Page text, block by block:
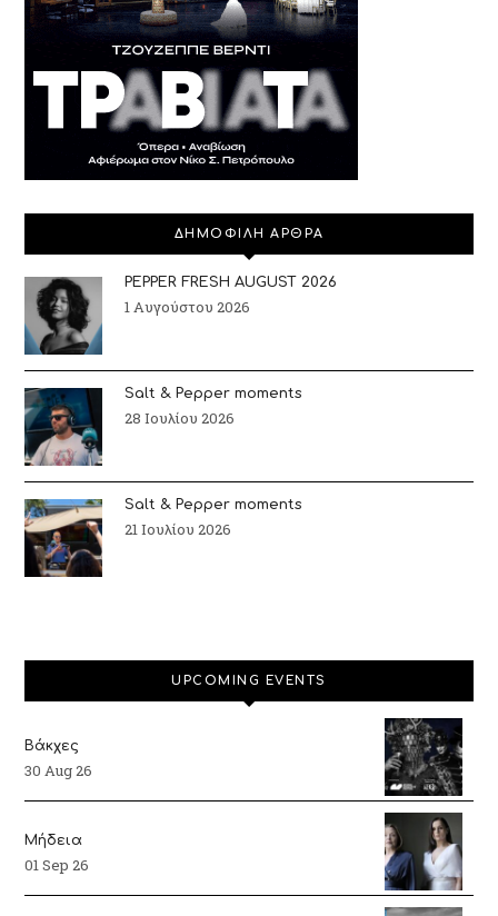
ΔΗΜΟΦΙΛΗ ΑΡΘΡΑ
PEPPER FRESH AUGUST 2026
1 Αυγούστου 2026
Salt & Pepper moments
28 Ιουλίου 2026
Salt & Pepper moments
21 Ιουλίου 2026
UPCOMING EVENTS
Βάκχες
30 Aug 26
Μήδεια
01 Sep 26